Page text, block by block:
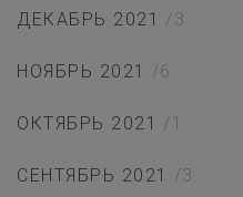
ДЕКАБРЬ 2021 /3
НОЯБРЬ 2021 /6
ОКТЯБРЬ 2021 /1
СЕНТЯБРЬ 2021 /3